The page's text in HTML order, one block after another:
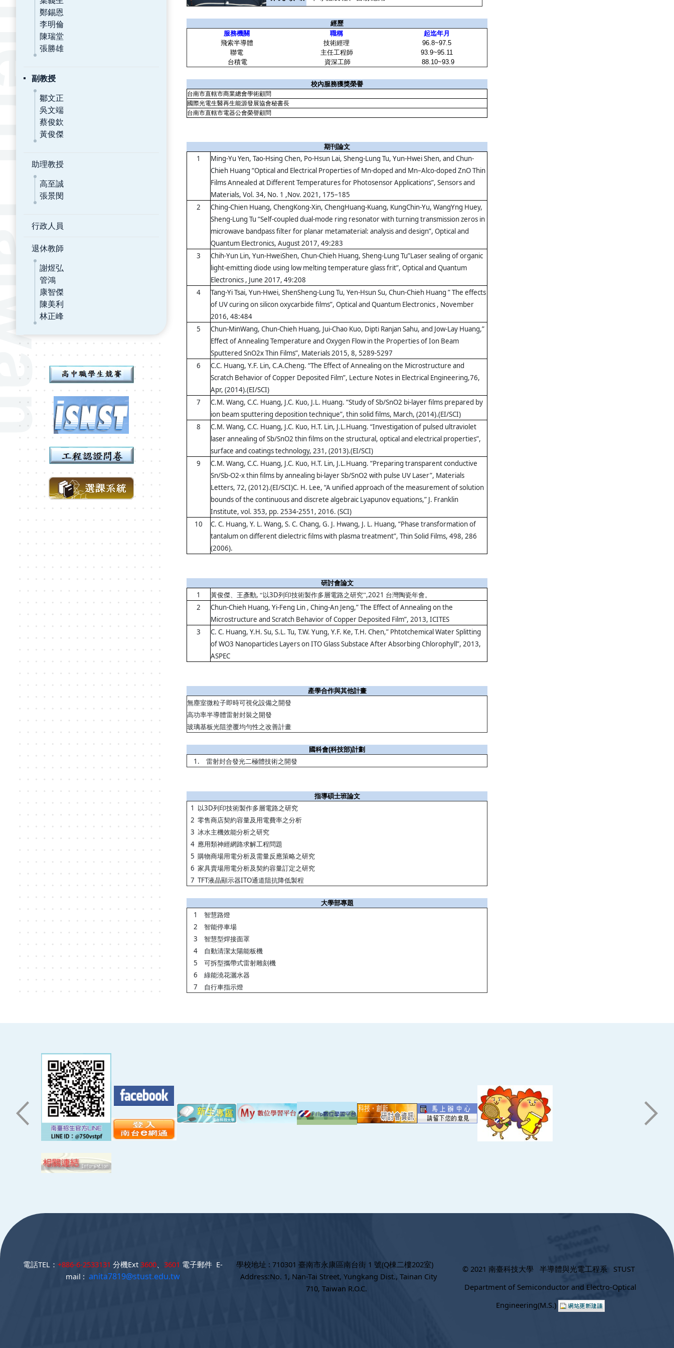
鄭錫恩
李明倫
陳瑞堂
張勝雄
副教授
鄒文正
吳文端
蔡俊欽
黃俊傑
助理教授
高至誠
張景閔
行政人員
退休教師
謝煜弘
管鴻
康智傑
陳美利
林正峰
經歷
服務機關
職稱
起迄年月
飛索半導體
技術經理
96.8~97.5
聯電
主任工程師
93.9~95.11
台積電
資深工師 88.10~93.9
校內服務獲獎榮譽
台南市直轄市商業總會學術顧問
國際光電生醫再生能源發展協會秘書長
台南市直轄市電器公會榮譽顧問
期刊論文
1
Ming-Yu Yen, Tao-Hsing Chen, Po-Hsun Lai, Sheng-Lung Tu, Yun-Hwei Shen, and Chun-
Chieh Huang “Optical and Electrical Properties of Mn-doped and Mn–Alco-doped ZnO Thin
Films Annealed at Different Temperatures for Photosensor Applications”, Sensors and
Materials, Vol. 34, No. 1 ,Nov. 2021, 175–185
2
Ching-Chien Huang, ChengKong-Xin, ChengHuang-Kuang, KungChin-Yu, WangYng Huey,
Sheng-Lung Tu “Self-coupled dual-mode ring resonator with turning transmission zeros in
microwave bandpass filter for planar metamaterial: analysis and design”, Optical and
Quantum Electronics, August 2017, 49:283
3
Chih-Yun Lin, Yun-HweiShen, Chun-Chieh Huang, Sheng-Lung Tu”Laser sealing of organic
light-emitting diode using low melting temperature glass frit”, Optical and Quantum
Electronics , June 2017, 49:208
4
Tang-Yi Tsai, Yun-Hwei, ShenSheng-Lung Tu, Yen-Hsun Su, Chun-Chieh Huang ” The effects
of UV curing on silicon oxycarbide films”, Optical and Quantum Electronics , November
2016, 48:484
5
Chun-MinWang, Chun-Chieh Huang, Jui-Chao Kuo, Dipti Ranjan Sahu, and Jow-Lay Huang,”
Effect of Annealing Temperature and Oxygen Flow in the Properties of Ion Beam
Sputtered SnO2x Thin Films”, Materials 2015, 8, 5289-5297
6
C.C. Huang, Y.F. Lin, C.A.Cheng. “The Effect of Annealing on the Microstructure and
Scratch Behavior of Copper Deposited Film”, Lecture Notes in Electrical Engineering,76,
Apr, (2014).(EI/SCI)
7
C.M. Wang, C.C. Huang, J.C. Kuo, J.L. Huang. “Study of Sb/SnO2 bi-layer films prepared by
ion beam sputtering deposition technique”, thin solid films, March, (2014).(EI/SCI)
8
C.M. Wang, C.C. Huang, J.C. Kuo, H.T. Lin, J.L.Huang. “Investigation of pulsed ultraviolet
laser annealing of Sb/SnO2 thin films on the structural, optical and electrical properties”,
surface and coatings technology, 231, (2013).(EI/SCI)
9
C.M. Wang, C.C. Huang, J.C. Kuo, H.T. Lin, J.L.Huang. “Preparing transparent conductive
Sn/Sb-O2-x thin films by annealing bi-layer Sb/SnO2 with pulse UV Laser”, Materials
Letters, 72, (2012).(EI/SCI)C. H. Lee, “A unified approach of the measurement of solution
bounds of the continuous and discrete algebraic Lyapunov equations,” J. Franklin
Institute, vol. 353, pp. 2534-2551, 2016. (SCI)
10
C. C. Huang, Y. L. Wang, S. C. Chang, G. J. Hwang, J. L. Huang, “Phase transformation of
tantalum on different dielectric films with plasma treatment”, Thin Solid Films, 498, 286
(2006).
研討會論文
1 黃俊傑、王彥勳, “以3D列印技術製作多層電路之研究”,2021 台灣陶瓷年會。
2
Chun-Chieh Huang, Yi-Feng Lin , Ching-An Jeng,” The Effect of Annealing on the
Microstructure and Scratch Behavior of Copper Deposited Film”, 2013, ICITES
3
C. C. Huang, Y.H. Su, S.L. Tu, T.W. Yung, Y.F. Ke, T.H. Chen,” Phtotchemical Water Splitting
of WO3 Nanoparticles Layers on ITO Glass Substace After Absorbing Chlorophyll”, 2013,
ASPEC
產學合作與其他計畫
無塵室微粒子即時可視化設備之開發
高功率半導體雷射封裝之開發
玻璃基板光阻塗覆均勻性之改善計畫
國科會(科技部)計劃
1. 雷射封合發光二極體技術之開發
指導碩士班論文
1 以3D列印技術製作多層電路之研究
2 零售商店契約容量及用電費率之分析
3 冰水主機效能分析之研究
4 應用類神經網路求解工程問題
5 購物商場用電分析及需量反應策略之研究
6 家具賣場用電分析及契約容量訂定之研究
7 TFT液晶顯示器ITO通道阻抗降低製程
大學部專題
1 智慧路燈
2 智能停車場
3 智慧型焊接面罩
4 自動清潔太陽能板機
5 可拆型攜帶式雷射雕刻機
6 綠能澆花灑水器
7 自行車指示燈
© 2021 南臺科技大學 半導體與光電工程系 STUST
Department of Semiconductor and Electro-Optical
Engineering(M.S.)
電話TEL：+886-6-2533131 分機Ext3600、3601 電子郵件 E-
mail :anita7819@stust.edu.tw
學校地址 : 710301 臺南市永康區南台街 1 號(Q棟二樓202室)
Address:No. 1, Nan-Tai Street, Yungkang Dist., Tainan City
710, Taiwan R.O.C.